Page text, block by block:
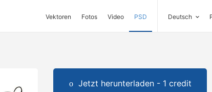
Vektoren Fotos Video PSD Deutsch
Jetzt herunterladen - 1 credit